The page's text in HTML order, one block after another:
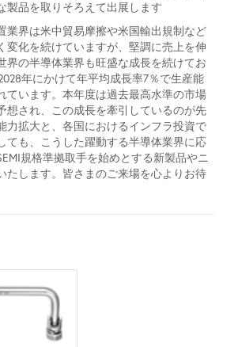
製品を取りそろえて出展します
業界は米中貿易摩擦や米国輸出規制など
変化を続けていますが、堅調に売上を伸
界の半導体業界も旺盛な成長を続けてお
年にかけて年平均成長率7％で生産能
ています。本年度は過去最高水準の市場
想され、この成長を牽引しているのが先
力拡大と、各国におけるインフラ投資で
ても、こうした躍動する半導体業界に応
規格準拠取手を始めとする新製品やニ
たします。皆さまのご来場を心よりお待